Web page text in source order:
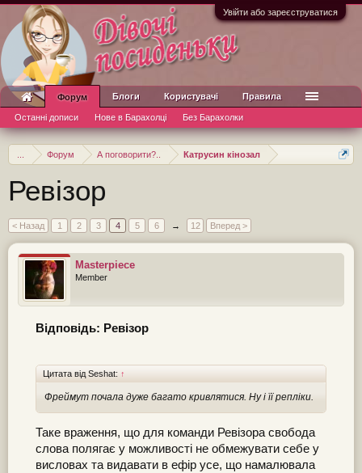
Увійти або зареєструватися
Форум А поговорити?.. Катрусин кінозал
Ревізор
< Назад 1 2 3 4 5 6 → 12 Вперед >
Masterpiece
Member
Відповідь: Ревізор
Цитата від Seshat: ↑
Фреймут почала дуже багато кривлятися. Ну і її репліки.
Таке враження, що для команди Ревізора свобода
слова полягає у можливості не обмежувати себе у
висловах та видавати в ефір усе, що намалювала
Форум
Останні дописи Нове в Барахолці Без Барахолки
Блоги Користувачі Правила